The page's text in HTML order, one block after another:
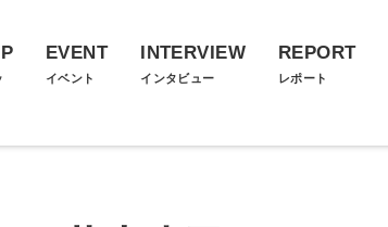
EVENT
イベント
INTERVIEW
インタビュー
REPORT
レポート